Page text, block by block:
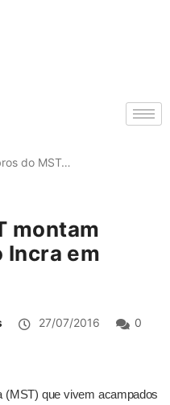
do MST…
montam
Incra em
27/07/2016 0
(MST) que vivem acampados